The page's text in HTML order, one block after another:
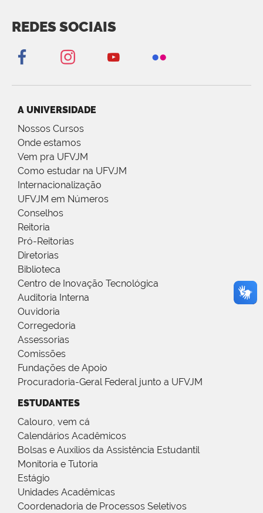
REDES SOCIAIS
A UNIVERSIDADE
Nossos Cursos
Onde estamos
Vem pra UFVJM
Como estudar na UFVJM
Internacionalização
UFVJM em Números
Conselhos
Reitoria
Pró-Reitorias
Diretorias
Biblioteca
Centro de Inovação Tecnológica
Auditoria Interna
Ouvidoria
Corregedoria
Assessorias
Comissões
Fundações de Apoio
Procuradoria-Geral Federal junto a UFVJM
ESTUDANTES
Calouro, vem cá
Calendários Acadêmicos
Bolsas e Auxílios da Assistência Estudantil
Monitoria e Tutoria
Estágio
Unidades Acadêmicas
Coordenadoria de Processos Seletivos